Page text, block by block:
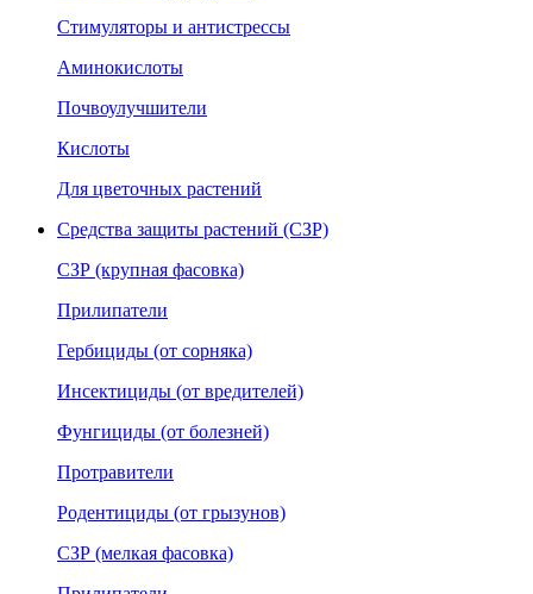
Стимуляторы и антистрессы
Аминокислоты
Почвоулучшители
Кислоты
Для цветочных растений
Средства защиты растений (СЗР)
СЗР (крупная фасовка)
Прилипатели
Гербициды (от сорняка)
Инсектициды (от вредителей)
Фунгициды (от болезней)
Протравители
Родентициды (от грызунов)
СЗР (мелкая фасовка)